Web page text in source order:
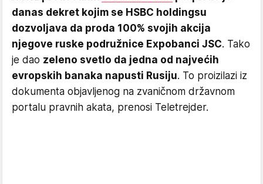
danas dekret kojim se HSBC holdingsu
dozvoljava da proda 100% svojih akcija
njegove ruske podružnice Expobanci JSC. Tako
je dao zeleno svetlo da jedna od najvećih
evropskih banaka napusti Rusiju. To proizilazi iz
dokumenta objavljenog na zvaničnom državnom
portalu pravnih akata, prenosi Teletrejder.